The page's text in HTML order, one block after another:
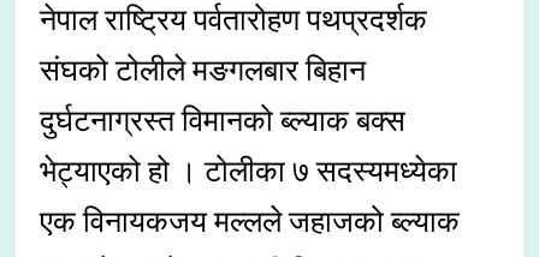
नेपाल राष्ट्रिय पर्वतारोहण पथप्रदर्शक
संघको टोलीले मङगलबार बिहान
दुर्घटनाग्रस्त विमानको ब्ल्याक बक्स
भेट्याएको हो । टोलीका ७ सदस्यमध्येका
एक विनायकजय मल्लले जहाजको ब्ल्याक